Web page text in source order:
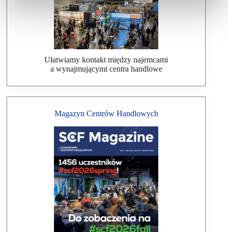
Ułatwiamy kontakt między najemcami
a wynajmującymi centra handlowe
Magazyn Centrów Handlowych